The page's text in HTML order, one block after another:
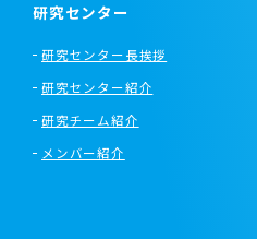
研究センター
研究センター長挨拶
研究センター紹介
研究チーム紹介
メンバー紹介